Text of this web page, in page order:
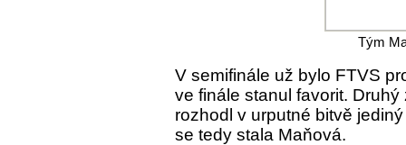
Tým
V semifinále už bylo FTVS
ve finále stanul favorit.
rozhodl v urputné bitvě
se tedy stala Maňová.